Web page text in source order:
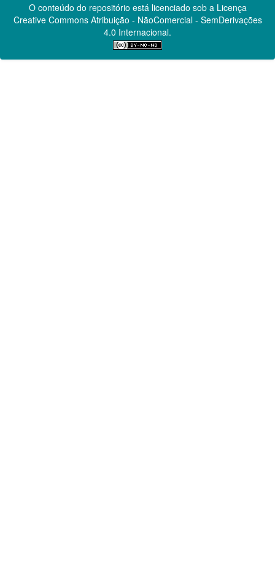
O conteúdo do repositório está licenciado sob a Licença
Creative CommonsAtribuição - NãoComercial - SemDerivações
4.0 Internacional.